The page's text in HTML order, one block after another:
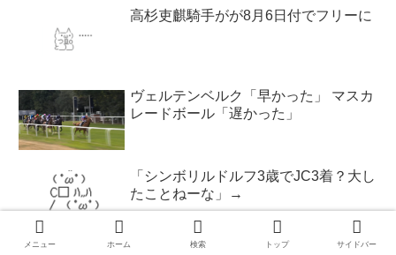
高杉吏麒騎手がが8月6日付でフリーに
ヴェルテンベルク「早かった」 マスカ
レードボール「遅かった」
「シンボリルドルフ3歳でJC3着？大し
たことねーな」→
メニュー ホーム 検索 トップ サイドバー